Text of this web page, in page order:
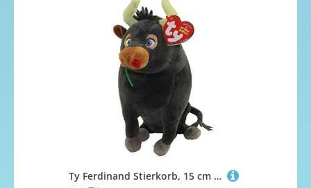
Ty Ferdinand Stierkorb, 15 cm (United Labels Iberica 42264TY), Modelle